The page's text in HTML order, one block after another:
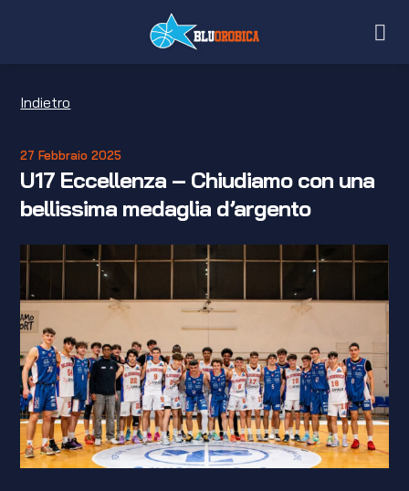
Indietro
27 Febbraio 2025
U17 Eccellenza – Chiudiamo con una
bellissima medaglia d’argento